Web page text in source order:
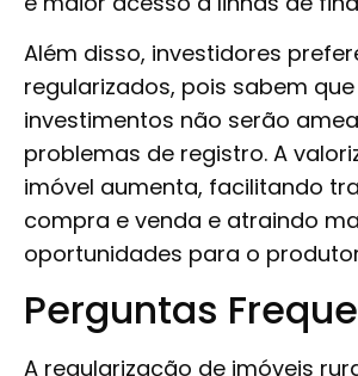
Além disso, investidores
regularizados, pois sabem
investimentos não serão
problemas de registro. A
imóvel aumenta, facilitando
compra e venda e atraindo
oportunidades para o
Perguntas
A regularização de imóveis